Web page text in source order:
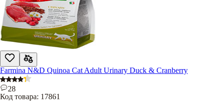
Farmina N&D Quinoa Cat Adult Urinary Duck & Cranberry
28
Код товара: 17861